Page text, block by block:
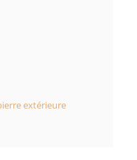
extérieure